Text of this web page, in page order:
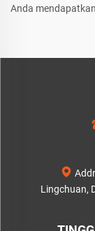
Anda
Lingchuan,